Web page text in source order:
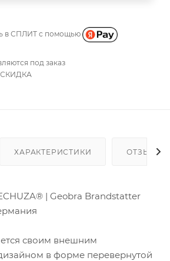
в СПЛИТ с помощью
под заказ
СКИДКА
ХАРАКТЕРИСТИКИ ОТЗЫВЫ
| Geobra Brandstatter
своим внешним
в форме перевернутой